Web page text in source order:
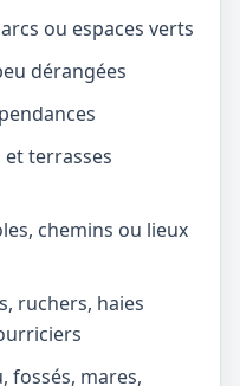
ou espaces verts
dérangées
et terrasses
chemins ou lieux
ruchers, haies
fossés, mares,